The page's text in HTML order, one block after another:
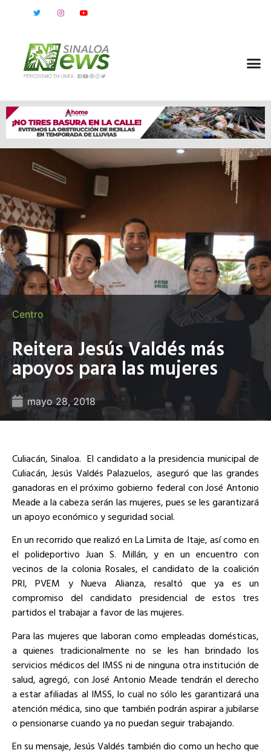
Centro
Reitera Jesús Valdés más
apoyos para las mujeres
mayo 28, 2018
Culiacán, Sinaloa. El candidato a la presidencia municipal de
Culiacán, Jesús Valdés Palazuelos, aseguró que las grandes
ganadoras en el próximo gobierno federal con José Antonio
Meade a la cabeza serán las mujeres, pues se les garantizará
un apoyo económico y seguridad social.
En un recorrido que realizó en La Limita de Itaje, así como en
el polideportivo Juan S. Millán, y en un encuentro con
vecinos de la colonia Rosales, el candidato de la coalición
PRI, PVEM y Nueva Alianza, resaltó que ya es un
compromiso del candidato presidencial de estos tres
partidos el trabajar a favor de las mujeres.
Para las mujeres que laboran como empleadas domésticas,
a quienes tradicionalmente no se les han brindado los
servicios médicos del IMSS ni de ninguna otra institución de
salud, agregó, con José Antonio Meade tendrán el derecho
a estar afiliadas al IMSS, lo cual no sólo les garantizará una
atención médica, sino que también podrán aspirar a jubilarse
o pensionarse cuando ya no puedan seguir trabajando.
En su mensaje, Jesús Valdés también dio como un hecho que